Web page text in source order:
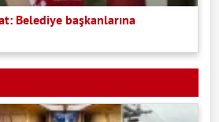
Belediye başkanlarına